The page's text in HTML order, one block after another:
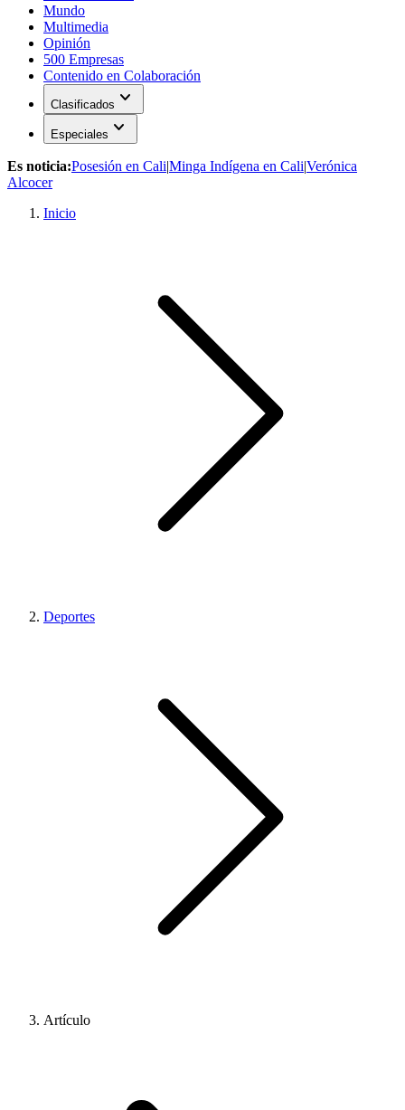
Mundo
Multimedia
Opinión
500 Empresas
Contenido en Colaboración
Clasificados expand_more
Especiales expand_more
Es noticia:Posesión en Cali|Minga Indígena en Cali|Verónica
Alcocer
Inicio
Deportes
Artículo